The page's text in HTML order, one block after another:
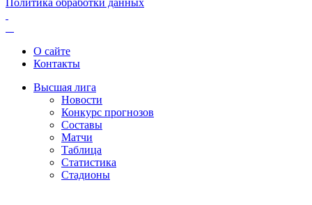
Политика обработки данных
О сайте
Контакты
Высшая лига
Новости
Конкурс прогнозов
Составы
Матчи
Таблица
Статистика
Стадионы